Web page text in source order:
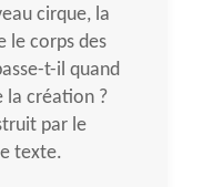
cirque, la
le corps des
t-il quand
la création ?
par le
texte.